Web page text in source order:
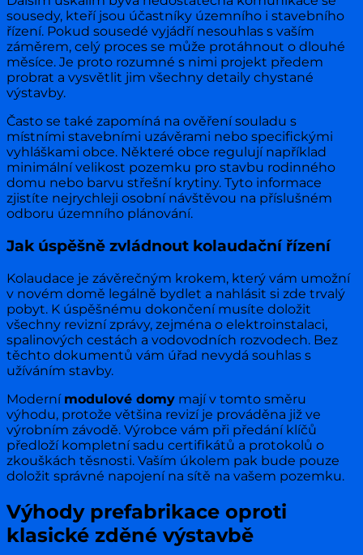
sousedy, kteří jsou účastníky územního i stavebního
řízení. Pokud sousedé vyjádří nesouhlas s vaším
záměrem, celý proces se může protáhnout o dlouhé
měsíce. Je proto rozumné s nimi projekt předem
probrat a vysvětlit jim všechny detaily chystané
výstavby.
Často se také zapomíná na ověření souladu s
místními stavebními uzávěrami nebo specifickými
vyhláškami obce. Některé obce regulují například
minimální velikost pozemku pro stavbu rodinného
domu nebo barvu střešní krytiny. Tyto informace
zjistíte nejrychleji osobní návštěvou na příslušném
odboru územního plánování.
Jak úspěšně zvládnout kolaudační řízení
Kolaudace je závěrečným krokem, který vám umožní
v novém domě legálně bydlet a nahlásit si zde trvalý
pobyt. K úspěšnému dokončení musíte doložit
všechny revizní zprávy, zejména o elektroinstalaci,
spalinových cestách a vodovodních rozvodech. Bez
těchto dokumentů vám úřad nevydá souhlas s
užíváním stavby.
Moderní modulové domy mají v tomto směru
výhodu, protože většina revizí je prováděna již ve
výrobním závodě. Výrobce vám při předání klíčů
předloží kompletní sadu certifikátů a protokolů o
zkouškách těsnosti. Vaším úkolem pak bude pouze
doložit správné napojení na sítě na vašem pozemku.
Výhody prefabrikace oproti
klasické zděné výstavbě